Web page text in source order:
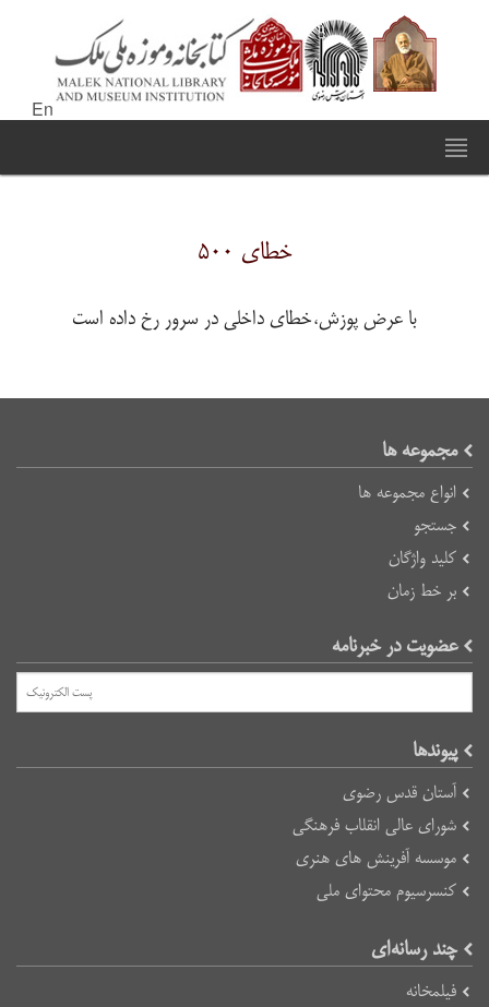
En
خطای ۵۰۰
با عرض پوزش،خطای داخلی در سرور رخ داده است
مجموعه ها
انواع مجموعه ها
جستجو
کلید واژگان
بر خط زمان
عضویت در خبرنامه
پیوند‌ها
آستان قدس رضوی
شورای عالی انقلاب فرهنگی
موسسه آفرینش های هنری
کنسرسیوم محتوای ملی
چند رسانه‌ای
فیلمخانه